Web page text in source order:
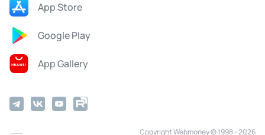
App Store
Google Play
App Gallery
Copyright Webmoney © 1998 - 2026